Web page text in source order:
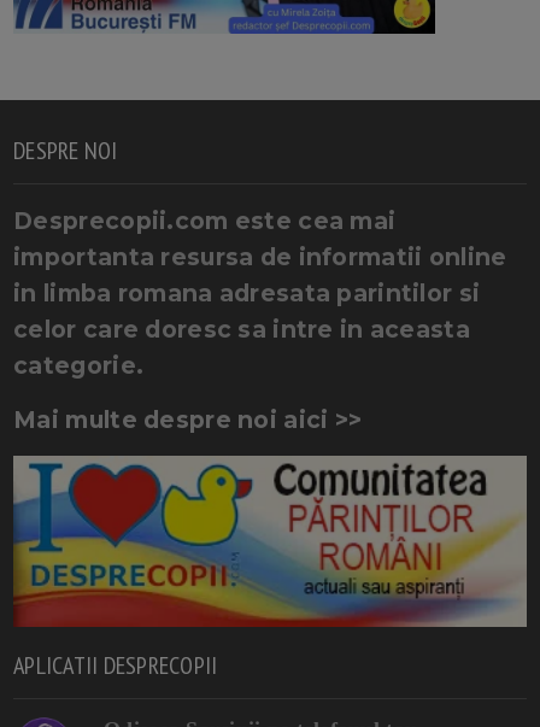
DESPRE NOI
Desprecopii.com este cea mai
importanta resursa de informatii online
in limba romana adresata parintilor si
celor care doresc sa intre in aceasta
categorie.
Mai multe despre noi aici >>
APLICATII DESPRECOPII